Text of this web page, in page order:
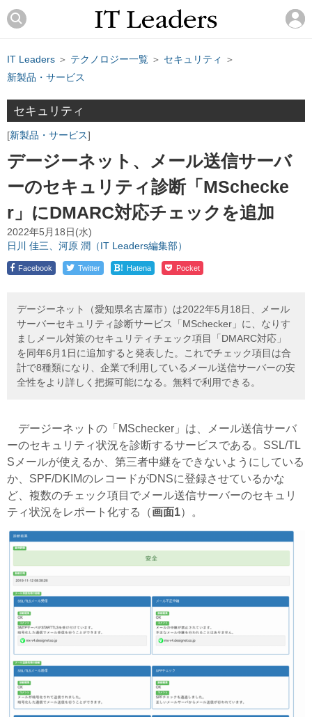
IT Leaders ＞ テクノロジー一覧 ＞ セキュリティ
＞
新製品・サービス
セキュリティ
新製品・サービス
デージーネット、メール送信サーバ
ーのセキュリティ診断「MSchecke
r」にDMARC対応チェックを追加
2022年5月18日(水)
日川 佳三、河原 潤（IT Leaders編集部）
Facebook Twitter ! Hatena Pocket
デージーネット（愛知県名古屋市）は2022年5月18日、メール
サーバーセキュリティ診断サービス「MSchecker」に、なりす
ましメール対策のセキュリティチェック項目「DMARC対応」
を同年6月1日に追加すると発表した。これでチェック項目は合
計で8種類になり、企業で利用しているメール送信サーバーの安
全性をより詳しく把握可能になる。無料で利用できる。
デージーネットの「MSchecker」は、メール送信サーバ
ーのセキュリティ状況を診断するサービスである。SSL/TL
Sメールが使えるか、第三者中継をできないようにしている
か、SPF/DKIMのレコードがDNSに登録させているかな
ど、複数のチェック項目でメール送信サーバーのセキュリ
ティ状況をレポート化する（画面1）。